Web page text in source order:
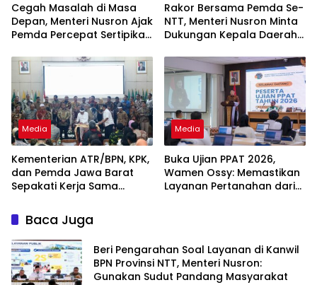
Cegah Masalah di Masa
Depan, Menteri Nusron Ajak
Pemda Percepat Sertipikasi
NTT
Rakor Bersama Pemda Se-
NTT, Menteri Nusron Minta
Dukungan Kepala Daerah
Layanan Pertanahan
Media
Kementerian ATR/BPN, KPK,
dan Pemda Jawa Barat
Sepakati Kerja Sama
Korupsi serta Penguatan
Ekonomi Daerah
Media
Buka Ujian PPAT 2026,
Wamen Ossy: Memastikan
Layanan Pertanahan dari
Baca Juga
Beri Pengarahan Soal Layanan di Kanwil
BPN Provinsi NTT, Menteri Nusron:
Gunakan Sudut Pandang Masyarakat